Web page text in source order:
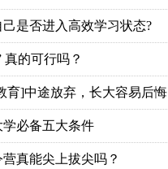
是否进入高效学习状态?
真的可行吗？
育]中途放弃，长大容易后悔
学必备五大条件
真能尖上拔尖吗？